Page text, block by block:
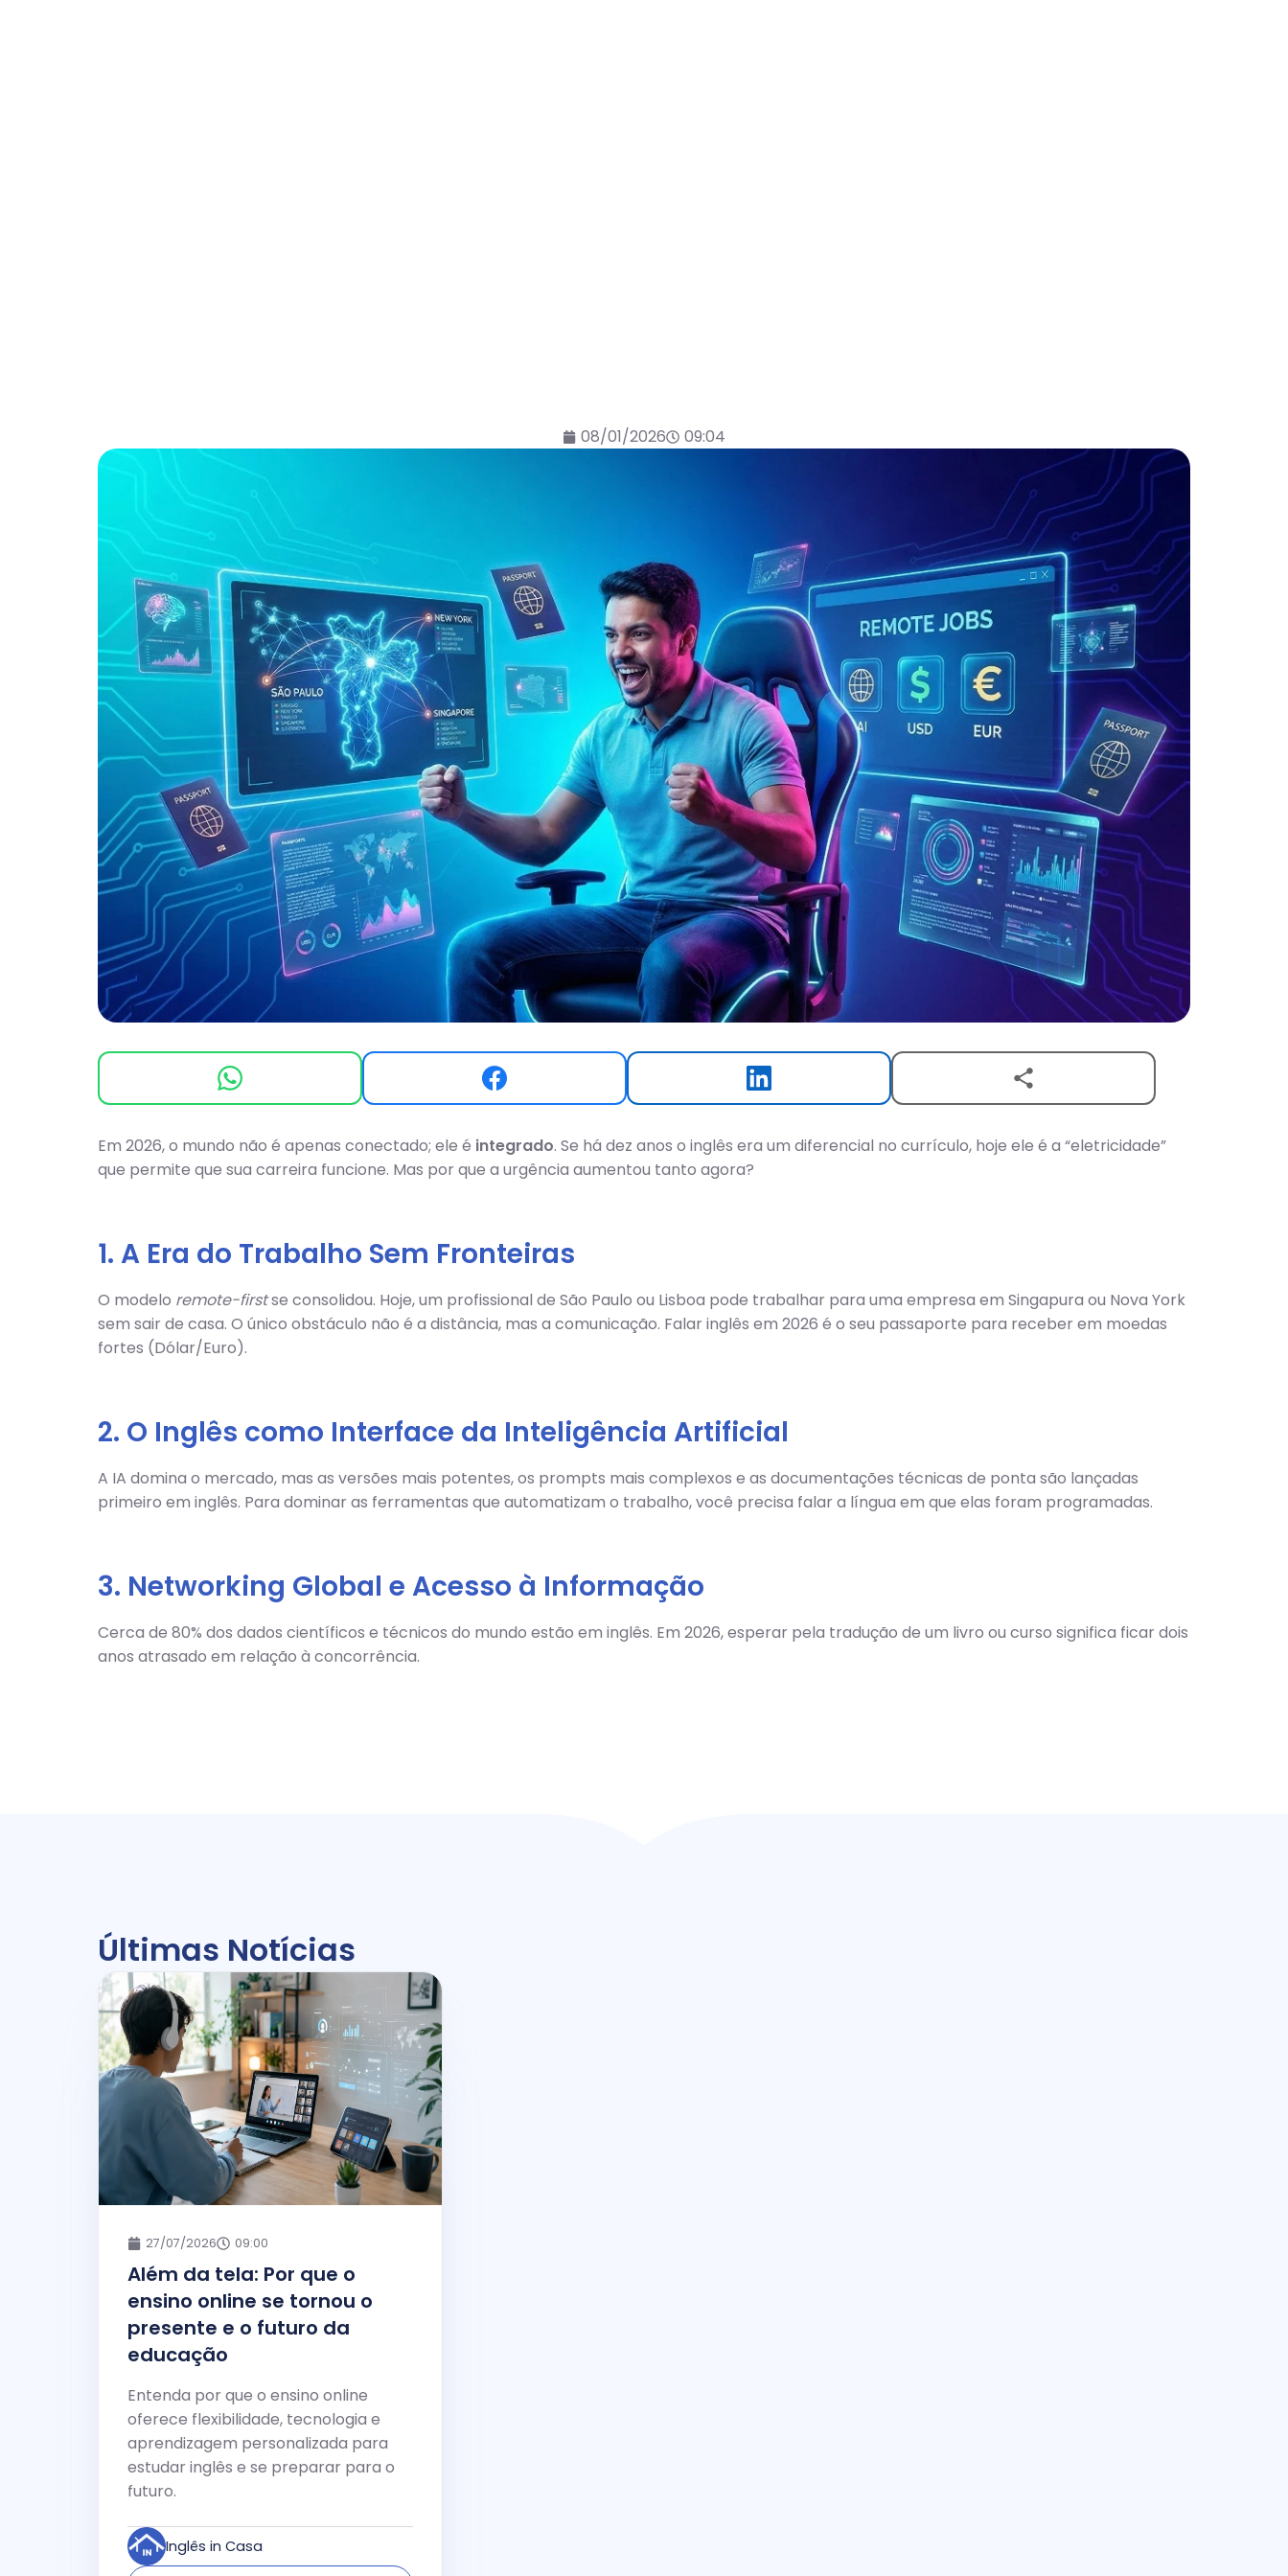
08/01/2026 09:04
Em 2026, o mundo não é apenas conectado; ele é integrado. Se há dez anos o inglês era um diferencial no currículo, hoje ele é a “eletricidade”
que permite que sua carreira funcione. Mas por que a urgência aumentou tanto agora?
1. A Era do Trabalho Sem Fronteiras
O modelo remote-firstse consolidou. Hoje, um profissional de São Paulo ou Lisboa pode trabalhar para uma empresa em Singapura ou Nova York
sem sair de casa. O único obstáculo não é a distância, mas a comunicação. Falar inglês em 2026 é o seu passaporte para receber em moedas
fortes (Dólar/Euro).
2. O Inglês como Interface da Inteligência Artificial
A IA domina o mercado, mas as versões mais potentes, os prompts mais complexos e as documentações técnicas de ponta são lançadas
primeiro em inglês. Para dominar as ferramentas que automatizam o trabalho, você precisa falar a língua em que elas foram programadas.
3. Networking Global e Acesso à Informação
Cerca de 80% dos dados científicos e técnicos do mundo estão em inglês. Em 2026, esperar pela tradução de um livro ou curso significa ficar dois
anos atrasado em relação à concorrência.
Últimas Notícias
27/07/2026 09:00
Além da tela: Por que o
ensino online se tornou o
presente e o futuro da
educação
Entenda por que o ensino online
oferece flexibilidade, tecnologia e
aprendizagem personalizada para
estudar inglês e se preparar para o
futuro.
Inglês in Casa